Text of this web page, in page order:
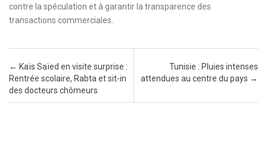
contre la spéculation et à garantir la transparence des
transactions commerciales.
Post navigation
← Kaïs Saïed en visite surprise :
Rentrée scolaire, Rabta et sit-in
des docteurs chômeurs
Tunisie : Pluies intenses
attendues au centre du pays →